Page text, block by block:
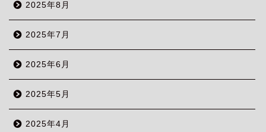
2025年8月
2025年7月
2025年6月
2025年5月
2025年4月